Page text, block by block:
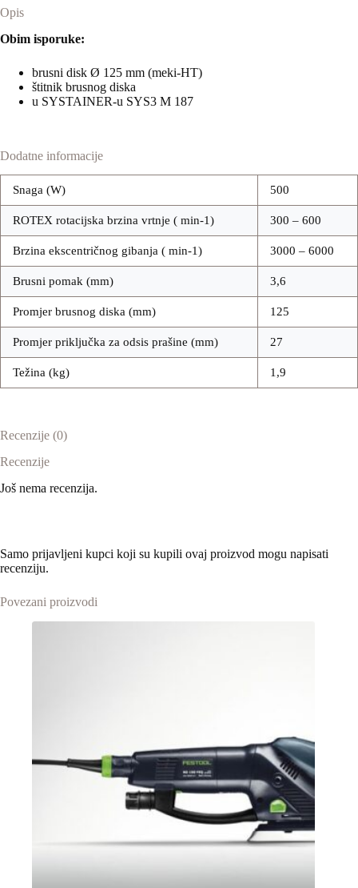
Opis
Obim isporuke:
brusni disk Ø 125 mm (meki-HT)
štitnik brusnog diska
u SYSTAINER-u SYS3 M 187
Dodatne informacije
Snaga (W) 500
ROTEX rotacijska brzina vrtnje ( min-1) 300 – 600
Brzina ekscentričnog gibanja ( min-1) 3000 – 6000
Brusni pomak (mm) 3,6
Promjer brusnog diska (mm) 125
Promjer priključka za odsis prašine (mm) 27
Težina (kg) 1,9
Recenzije (0)
Recenzije
Još nema recenzija.
Samo prijavljeni kupci koji su kupili ovaj proizvod mogu napisati
recenziju.
Povezani proizvodi